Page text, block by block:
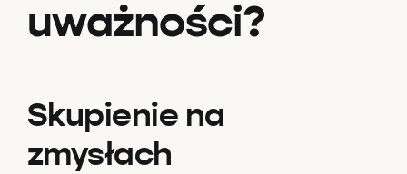
uważności?
Skupienie na
zmysłach